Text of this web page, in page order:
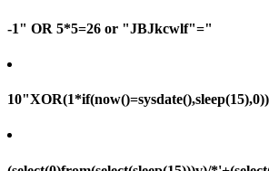
-1" OR 5*5=26 or "JBJkcwlf"="